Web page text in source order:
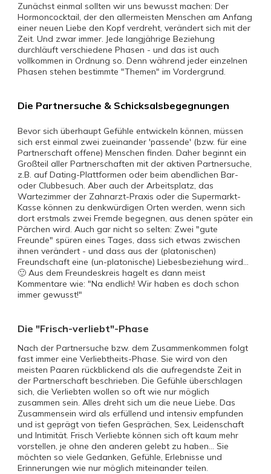
Zunächst einmal sollten wir uns bewusst machen: Der
Hormoncocktail, der den allermeisten Menschen am Anfang
einer neuen Liebe den Kopf verdreht, verändert sich mit der
Zeit. Und zwar immer. Jede langjährige Beziehung
durchläuft verschiedene Phasen - und das ist auch
vollkommen in Ordnung so. Denn während jeder einzelnen
Phasen stehen bestimmte "Themen" im Vordergrund.
Die Partnersuche & Schicksalsbegegnungen
Bevor sich überhaupt Gefühle entwickeln können, müssen
sich erst einmal zwei zueinander 'passende' (bzw. für eine
Partnerschaft offene) Menschen finden. Daher beginnt ein
Großteil aller Partnerschaften mit der aktiven Partnersuche,
z.B. auf Dating-Plattformen oder beim abendlichen Bar-
oder Clubbesuch. Aber auch der Arbeitsplatz, das
Wartezimmer der Zahnarzt-Praxis oder die Supermarkt-
Kasse können zu denkwürdigen Orten werden, wenn sich
dort erstmals zwei Fremde begegnen, aus denen später ein
Pärchen wird. Auch gar nicht so selten: Zwei "gute
Freunde" spüren eines Tages, dass sich etwas zwischen
ihnen verändert - und dass aus der (platonischen)
Freundschaft eine (un-platonische) Liebesbeziehung wird...
🙂 Aus dem Freundeskreis hagelt es dann meist
Kommentare wie: "Na endlich! Wir haben es doch schon
immer gewusst!"
Die "Frisch-verliebt"-Phase
Nach der Partnersuche bzw. dem Zusammenkommen folgt
fast immer eine Verliebtheits-Phase. Sie wird von den
meisten Paaren rückblickend als die aufregendste Zeit in
der Partnerschaft beschrieben. Die Gefühle überschlagen
sich, die Verliebten wollen so oft wie nur möglich
zusammen sein. Alles dreht sich um die neue Liebe. Das
Zusammensein wird als erfüllend und intensiv empfunden
und ist geprägt von tiefen Gesprächen, Sex, Leidenschaft
und Intimität. Frisch Verliebte können sich oft kaum mehr
vorstellen, je ohne den anderen gelebt zu haben... Sie
möchten so viele Gedanken, Gefühle, Erlebnisse und
Erinnerungen wie nur möglich miteinander teilen.